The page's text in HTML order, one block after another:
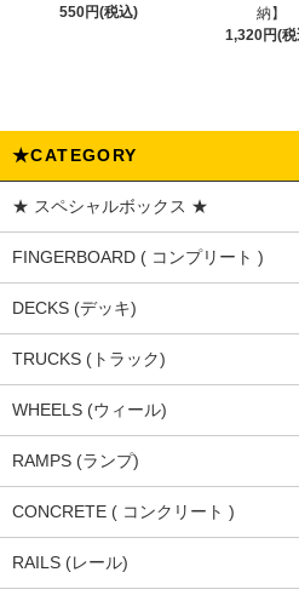
550円(税込)
納】
1,320円(
★CATEGORY
★ スペシャルボックス ★
FINGERBOARD ( コンプリート )
DECKS (デッキ)
TRUCKS (トラック)
WHEELS (ウィール)
RAMPS (ランプ)
CONCRETE ( コンクリート )
RAILS (レール)